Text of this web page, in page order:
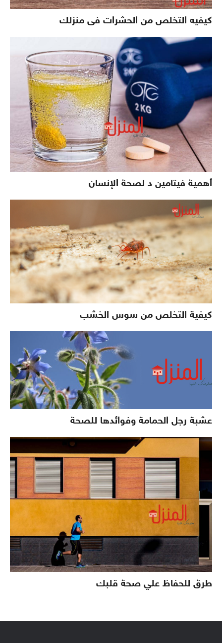
كيفيه التخلص من الحشرات فى منزلك
أهمية فيتامين د لصحة الإنسان
كيفية التخلص من سوس الخشب
عشبة رجل الحمامة وفوائدها للصحة
طرق للحفاظ علي صحة قلبك